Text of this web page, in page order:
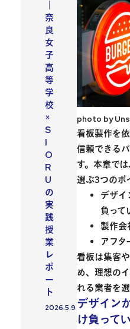
photo by
看板製作を
信頼できる
す。本章で
選ぶ3つのポ
デザイ
負って
製作会
アフタ
看板は集客
め、理想の
れる業者を
デザイン
け負って
奈
良
女
子
高
等
学
校
×
S
I
O
R
U
の
実
践
授
業
レ
ポ
ー
ト
投稿日
2026.5.9